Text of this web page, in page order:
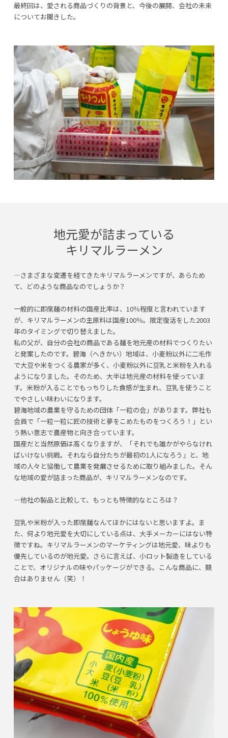
最終回は、愛される商品づくりの背景と、今後の展開、会社の未来
についてお聞きした。
地元愛が詰まっている
キリマルラーメン
―さまざまな変遷を経てきたキリマルラーメンですが、あらため
て、どのような商品なのでしょうか？
一般的に即席麺の材料の国産比率は、10％程度と言われています
が、キリマルラーメンの主原料は国産100％。限定復活をした2003
年のタイミングで切り替えました。
私の父が、自分の会社の商品である麺を地元産の材料でつくりたい
と発案したのです。碧海（へきかい）地域は、小麦粉以外に二毛作
で大豆や米をつくる農家が多く、小麦粉以外に豆乳と米粉を入れる
ようになりました。そのため、大半は地元産の材料を使っていま
す。米粉が入ることでもっちりした食感が生まれ、豆乳を使うこと
でやさしい味わいになります。
碧海地域の農業を守るための団体「一粒の会」があります。弊社も
会員で「一粒一粒に匠の技術と夢をこめたものをつくろう！」とい
う熱い意志で農産物と向き合っています。
国産だと当然原価は高くなりますが、「それでも誰かがやらなけれ
ばいけない挑戦。それなら自分たちが最初の1人になろう」と、地
域の人々と協働して農業を発展させるために取り組みました。そん
な地域の愛が詰まった商品が、キリマルラーメンなのです。
―他社の製品と比較して、もっとも特徴的なところは？
豆乳や米粉が入った即席麺なんてほかにはないと思いますよ。ま
た、何より地元愛を大切にしている点は、大手メーカーにはない特
徴ですね。キリマルラーメンのマーケティングは地元愛、味よりも
優先しているのが地元愛。さらに言えば、小ロット製造をしている
ことで、オリジナルの味やパッケージができる。こんな商品に、競
合はありません（笑）！